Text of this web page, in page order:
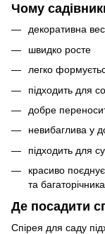
Чому
декоративна
швидко росте
легко
підходить для
добре
невибаглива у
підходить для
красиво
та
Де посадити
Спірея для саду